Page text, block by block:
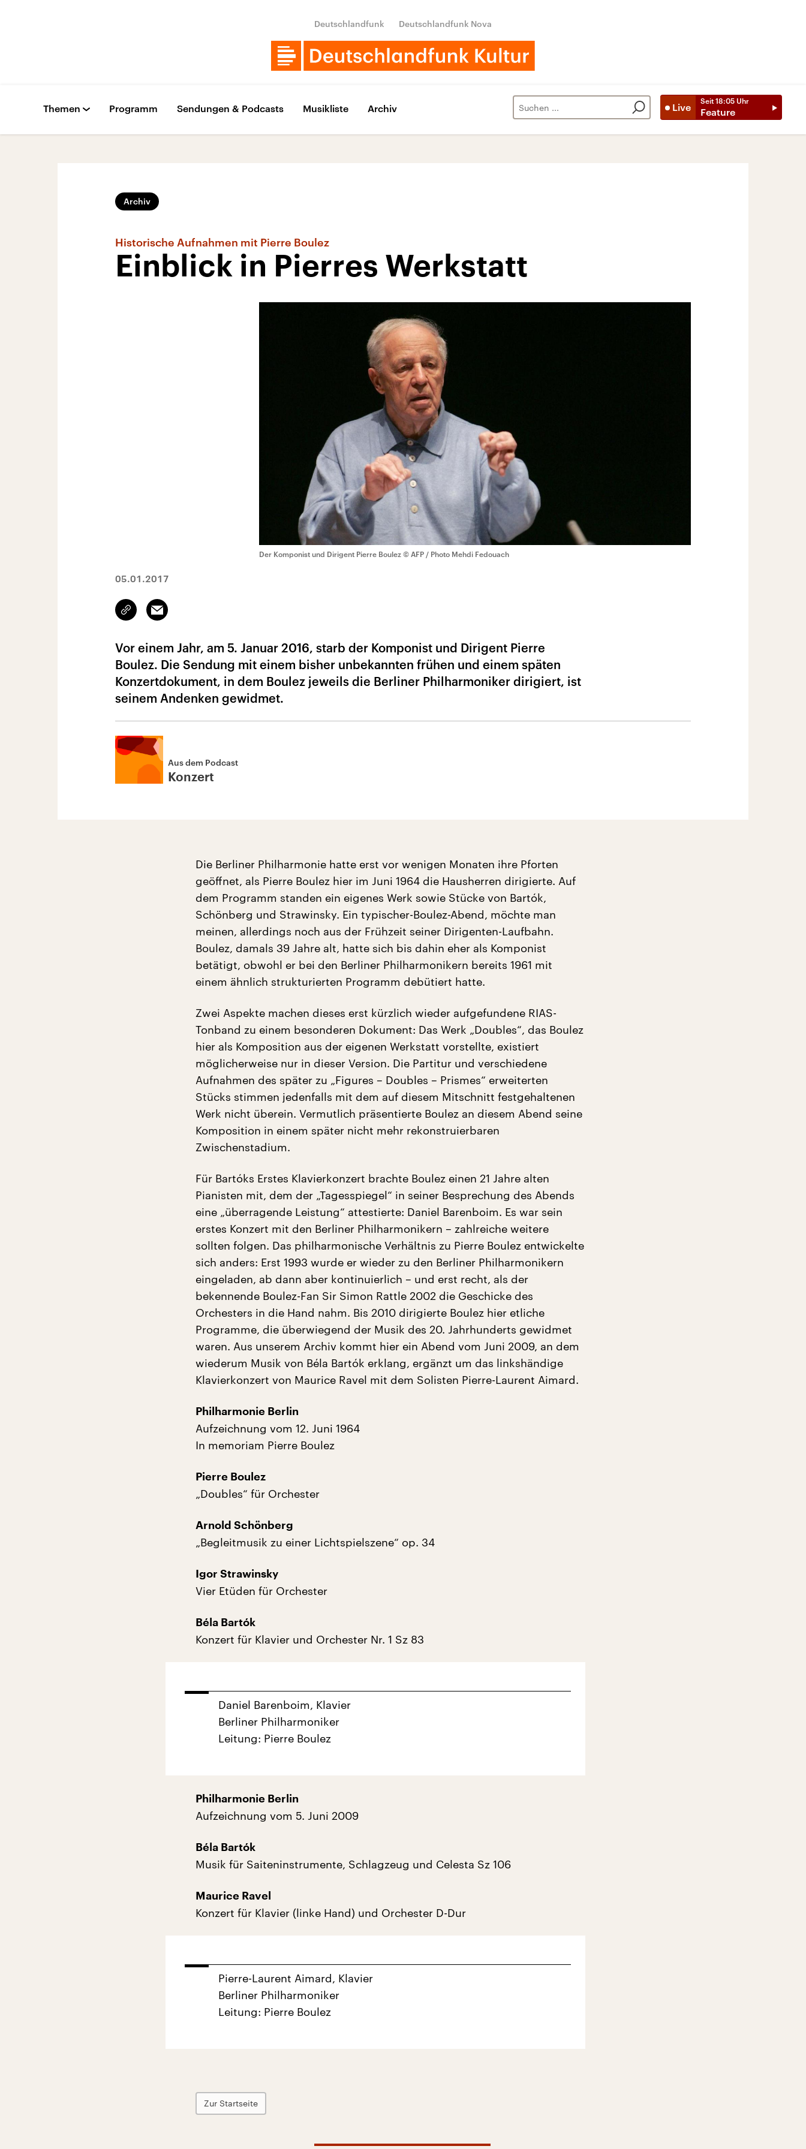
Deutschlandfunk Deutschlandfunk Nova
Live
Seit 18:05 Uhr
Feature
Themen Programm Sendungen & Podcasts Musikliste Archiv
Archiv
Historische Aufnahmen mit Pierre Boulez
Einblick in Pierres Werkstatt
Der Komponist und Dirigent Pierre Boulez © AFP / Photo Mehdi Fedouach
05.01.2017
Link
kopieren/teilen
Email
Vor einem Jahr, am 5. Januar 2016, starb der Komponist und Dirigent Pierre
Boulez. Die Sendung mit einem bisher unbekannten frühen und einem späten
Konzertdokument, in dem Boulez jeweils die Berliner Philharmoniker dirigiert, ist
seinem Andenken gewidmet.
Aus dem Podcast
Konzert
Die Berliner Philharmonie hatte erst vor wenigen Monaten ihre Pforten
geöffnet, als Pierre Boulez hier im Juni 1964 die Hausherren dirigierte. Auf
dem Programm standen ein eigenes Werk sowie Stücke von Bartók,
Schönberg und Strawinsky. Ein typischer-Boulez-Abend, möchte man
meinen, allerdings noch aus der Frühzeit seiner Dirigenten-Laufbahn.
Boulez, damals 39 Jahre alt, hatte sich bis dahin eher als Komponist
betätigt, obwohl er bei den Berliner Philharmonikern bereits 1961 mit
einem ähnlich strukturierten Programm debütiert hatte.
Zwei Aspekte machen dieses erst kürzlich wieder aufgefundene RIAS-
Tonband zu einem besonderen Dokument: Das Werk „Doubles“, das Boulez
hier als Komposition aus der eigenen Werkstatt vorstellte, existiert
möglicherweise nur in dieser Version. Die Partitur und verschiedene
Aufnahmen des später zu „Figures – Doubles – Prismes“ erweiterten
Stücks stimmen jedenfalls mit dem auf diesem Mitschnitt festgehaltenen
Werk nicht überein. Vermutlich präsentierte Boulez an diesem Abend seine
Komposition in einem später nicht mehr rekonstruierbaren
Zwischenstadium.
Für Bartóks Erstes Klavierkonzert brachte Boulez einen 21 Jahre alten
Pianisten mit, dem der „Tagesspiegel“ in seiner Besprechung des Abends
eine „überragende Leistung“ attestierte: Daniel Barenboim. Es war sein
erstes Konzert mit den Berliner Philharmonikern – zahlreiche weitere
sollten folgen. Das philharmonische Verhältnis zu Pierre Boulez entwickelte
sich anders: Erst 1993 wurde er wieder zu den Berliner Philharmonikern
eingeladen, ab dann aber kontinuierlich – und erst recht, als der
bekennende Boulez-Fan Sir Simon Rattle 2002 die Geschicke des
Orchesters in die Hand nahm. Bis 2010 dirigierte Boulez hier etliche
Programme, die überwiegend der Musik des 20. Jahrhunderts gewidmet
waren. Aus unserem Archiv kommt hier ein Abend vom Juni 2009, an dem
wiederum Musik von Béla Bartók erklang, ergänzt um das linkshändige
Klavierkonzert von Maurice Ravel mit dem Solisten Pierre-Laurent Aimard.
Philharmonie Berlin
Aufzeichnung vom 12. Juni 1964
In memoriam Pierre Boulez
Pierre Boulez
„Doubles“ für Orchester
Arnold Schönberg
„Begleitmusik zu einer Lichtspielszene“ op. 34
Igor Strawinsky
Vier Etüden für Orchester
Béla Bartók
Konzert für Klavier und Orchester Nr. 1 Sz 83
Daniel Barenboim, Klavier
Berliner Philharmoniker
Leitung: Pierre Boulez
Philharmonie Berlin
Aufzeichnung vom 5. Juni 2009
Béla Bartók
Musik für Saiteninstrumente, Schlagzeug und Celesta Sz 106
Maurice Ravel
Konzert für Klavier (linke Hand) und Orchester D-Dur
Pierre-Laurent Aimard, Klavier
Berliner Philharmoniker
Leitung: Pierre Boulez
Zur Startseite